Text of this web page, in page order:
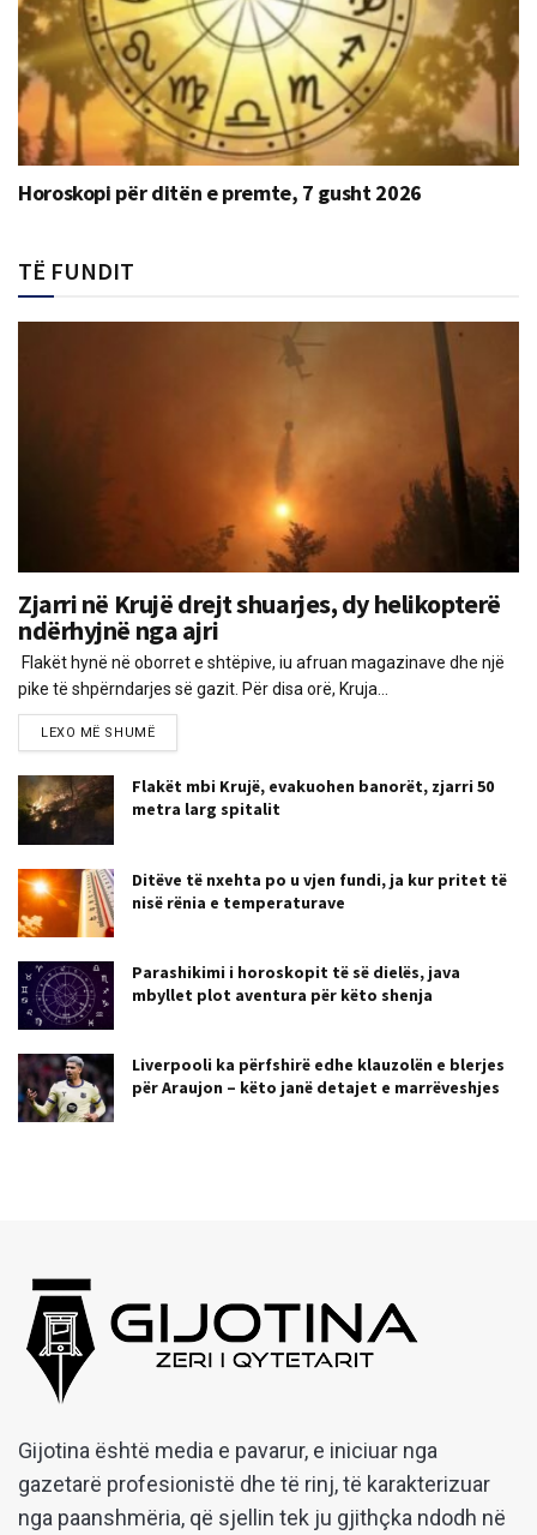
Horoskopi për ditën e premte, 7 gusht 2026
TË FUNDIT
Zjarri në Krujë drejt shuarjes, dy helikopterë
ndërhyjnë nga ajri
Flakët hynë në oborret e shtëpive, iu afruan magazinave dhe një
pike të shpërndarjes së gazit. Për disa orë, Kruja...
LEXO MË SHUMË
Flakët mbi Krujë, evakuohen banorët, zjarri 50
metra larg spitalit
Ditëve të nxehta po u vjen fundi, ja kur pritet të
nisë rënia e temperaturave
Parashikimi i horoskopit të së dielës, java
mbyllet plot aventura për këto shenja
Liverpooli ka përfshirë edhe klauzolën e blerjes
për Araujon – këto janë detajet e marrëveshjes
Gijotina është media e pavarur, e iniciuar nga
gazetarë profesionistë dhe të rinj, të karakterizuar
nga paanshmëria, që sjellin tek ju gjithçka ndodh në